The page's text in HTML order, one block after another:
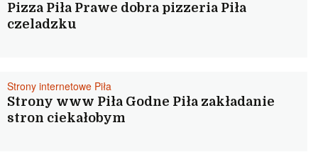
Pizza Piła Prawe dobra pizzeria Piła
czeladzku
Strony internetowe Piła
Strony www Piła Godne Piła zakładanie
stron ciekałobym